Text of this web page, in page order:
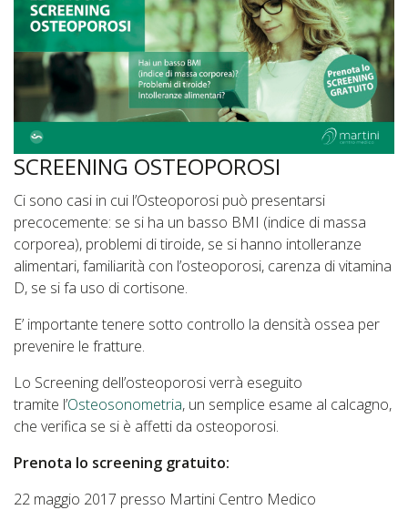
SCREENING OSTEOPOROSI
Ci sono casi in cui l’Osteoporosi può presentarsi
precocemente: se si ha un basso BMI (indice di massa
corporea), problemi di tiroide, se si hanno intolleranze
alimentari, familiarità con l’osteoporosi, carenza di vitamina
D, se si fa uso di cortisone.
E’ importante tenere sotto controllo la densità ossea per
prevenire le fratture.
Lo Screening dell’osteoporosi verrà eseguito
tramite l’Osteosonometria, un semplice esame al calcagno,
che verifica se si è affetti da osteoporosi.
Prenota lo screening gratuito:
22 maggio 2017 presso Martini Centro Medico